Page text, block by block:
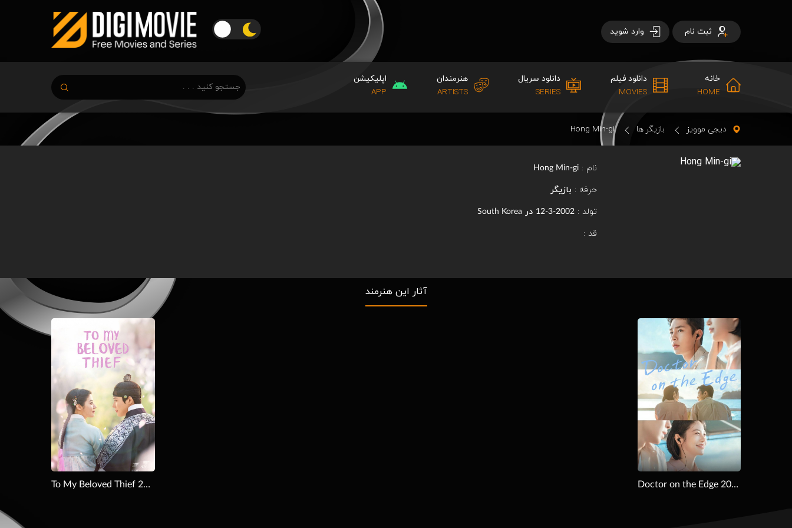
ثبت نام وارد شوید
خانه
HOME
دانلود فیلم
MOVIES
دانلود سریال
SERIES
هنرمندان
ARTISTS
اپلیکیشن
APP
دیجی موویز بازیگر ها Hong Min-gi
نام : Hong Min-gi
حرفه : بازیگر
تولد : 2002-3-12 در South Korea
قد :
آثار این هنرمند
Doctor on the Edge 2026
To My Beloved Thief 2026